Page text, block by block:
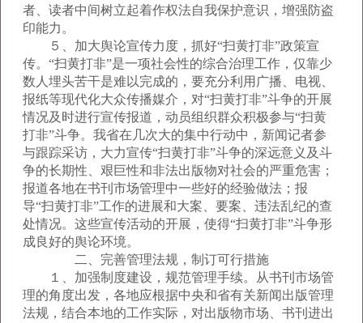
者、读者中间树立起着作权法自我保护意识，增强防盗
印能力。
５、加大舆论宣传力度，抓好“扫黄打非”政策宣
传。“扫黄打非”是一项社会性的综合治理工作，仅靠少
数人埋头苦干是难以完成的，要充分利用广播、电视、
报纸等现代化大众传播媒介，对“扫黄打非”斗争的开展
情况及时进行宣传报道，动员组织群众积极参与“扫黄
打非”斗争。我省在几次大的集中行动中，新闻记者参
与跟踪采访，大力宣传“扫黄打非”斗争的深远意义及斗
争的长期性、艰巨性和非法出版物对社会的严重危害；
报道各地在书刊市场管理中一些好的经验做法；报
导“扫黄打非”工作的进展和大案、要案、违法乱纪的查
处情况。这些宣传活动的开展，使得“扫黄打非”斗争形
成良好的舆论环境。
二、完善管理法规，制订可行措施
１、加强制度建设，规范管理手续。从书刊市场管
理的角度出发，各地应根据中央和省有关新闻出版管理
法规，结合本地的工作实际，对出版物市场、书刊进出